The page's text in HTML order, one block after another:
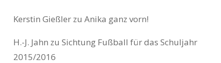
Kerstin Gießlerzu Anika ganz vorn!
H.-J. Jahn zu Sichtung Fußball für das Schuljahr
2015/2016